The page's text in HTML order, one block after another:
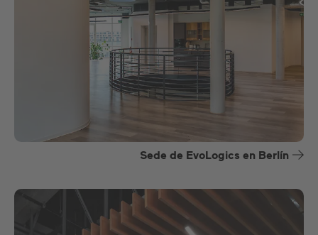
Sede de EvoLogics en Berlín